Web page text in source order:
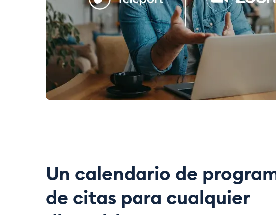
Un calendario de
de citas para cualquier